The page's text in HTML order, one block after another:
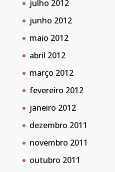
julho 2012
junho 2012
maio 2012
abril 2012
março 2012
fevereiro 2012
janeiro 2012
dezembro 2011
novembro 2011
outubro 2011